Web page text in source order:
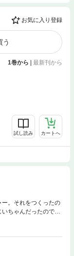
お気に入り登録
う
1巻から 最新刊から
試し読み カートへ
。それをつくったの
ちゃんだったので
てんやわんやの大騒